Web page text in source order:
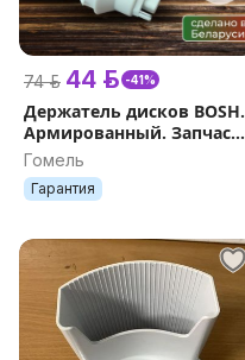
74 р. 44 р. -41%
Держатель дисков BOSH.
Армированный. Запчасти
для кухонного комбайна
БОШ. Ось кухонного
комбайна БОШ
Гомель
Гарантия